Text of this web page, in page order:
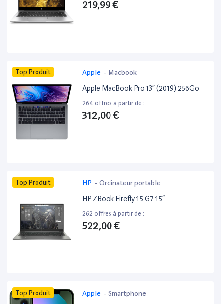
219,99 €
Top Produit Apple - Macbook
Apple MacBook Pro 13” (2019) 256Go
264 offres à partir de :
312,00 €
Top Produit HP - Ordinateur portable
HP ZBook Firefly 15 G7 15”
262 offres à partir de :
522,00 €
Top Produit Apple - Smartphone